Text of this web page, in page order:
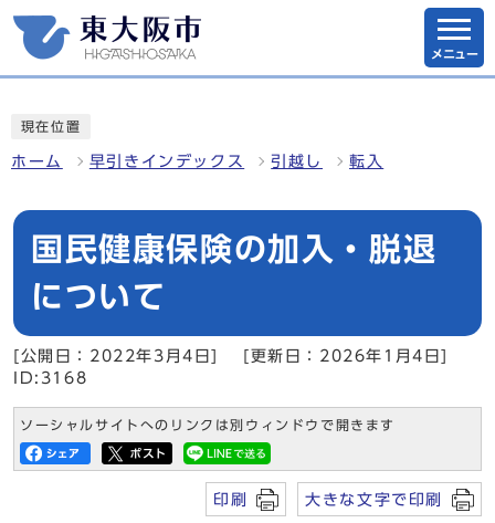
メニュー
現在位置
ホーム 早引きインデックス 引越し 転入
国民健康保険の加入・脱退
について
[公開日：2022年3月4日]
[更新日：2026年1月4日]
ID:3168
ソーシャルサイトへのリンクは別ウィンドウで開きます
印刷 大きな文字で印刷